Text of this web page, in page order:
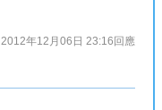
2012年12月06日 23:16 回應